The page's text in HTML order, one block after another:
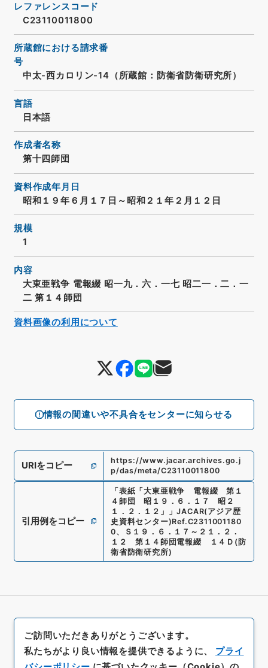
情報の間違いや不具合をセンターに知らせる
レファレンスコード
C23110011800
所蔵館における請求番
号
中太-西カロリン-14（所蔵館：防衛省防衛研究所）
言語
日本語
作成者名称
第十四師団
資料作成年月日
昭和１９年６月１７日～昭和２１年２月１２日
規模
1
内容
大東亜戦争 電報綴 昭一九．六．一七 昭二一．二．一
二 第１４師団
URIをコピー
https://www.jacar.archives.go.j
p/das/meta/C23110011800
引用例をコピー
「表紙「大東亜戦争 電報綴 第１
４師団 昭１９．６．１７ 昭２
１．２．１２」
」JACAR(アジア歴
史資料センター)Ref.C2311001180
0、
Ｓ１９．６．１７～２１．２．
１２ 第１４師団電報綴 １４Ｄ (防
衛省防衛研究所)
資料画像の利用について
ご訪問いただきありがとうございます。
私たちがより良い情報を提供できるように、 プライ